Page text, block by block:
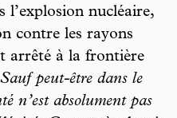
nucléaire,
contre les rayons
arrêté à la frontière
peut-être dans le
n’est absolument pas